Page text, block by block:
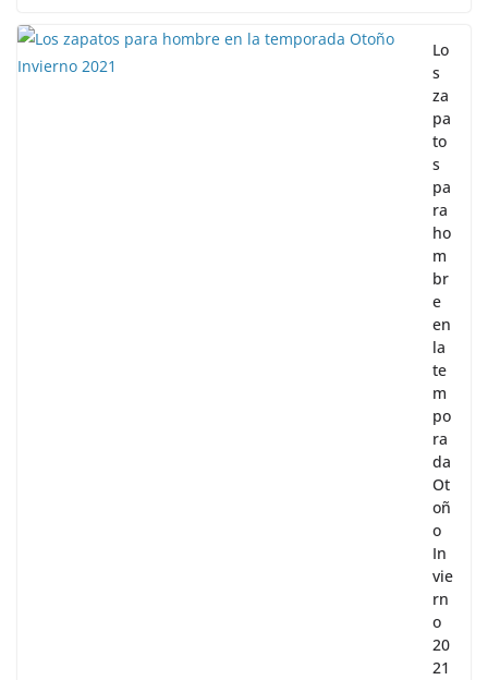
Lo
s
za
pa
to
s
pa
ra
ho
m
br
e
en
la
te
m
po
ra
da
Ot
oñ
o
In
vie
rn
o
20
21